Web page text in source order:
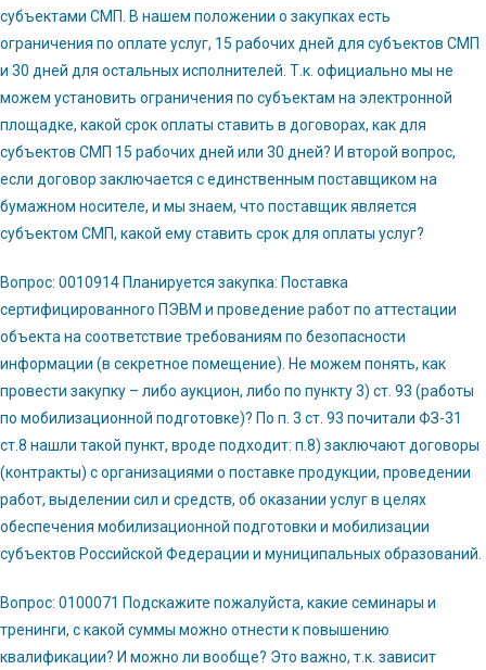
субъектами СМП. В нашем положении о закупках есть
ограничения по оплате услуг, 15 рабочих дней для субъектов СМП
и 30 дней для остальных исполнителей. Т.к. официально мы не
можем установить ограничения по субъектам на электронной
площадке, какой срок оплаты ставить в договорах, как для
субъектов СМП 15 рабочих дней или 30 дней? И второй вопрос,
если договор заключается с единственным поставщиком на
бумажном носителе, и мы знаем, что поставщик является
субъектом СМП, какой ему ставить срок для оплаты услуг?
Вопрос: 0010914 Планируется закупка: Поставка
сертифицированного ПЭВМ и проведение работ по аттестации
объекта на соответствие требованиям по безопасности
информации (в секретное помещение). Не можем понять, как
провести закупку – либо аукцион, либо по пункту 3) ст. 93 (работы
по мобилизационной подготовке)? По п. 3 ст. 93 почитали ФЗ-31
ст.8 нашли такой пункт, вроде подходит: п.8) заключают договоры
(контракты) с организациями о поставке продукции, проведении
работ, выделении сил и средств, об оказании услуг в целях
обеспечения мобилизационной подготовки и мобилизации
субъектов Российской Федерации и муниципальных образований.
Вопрос: 0100071 Подскажите пожалуйста, какие семинары и
тренинги, с какой суммы можно отнести к повышению
квалификации? И можно ли вообще? Это важно, т.к. зависит